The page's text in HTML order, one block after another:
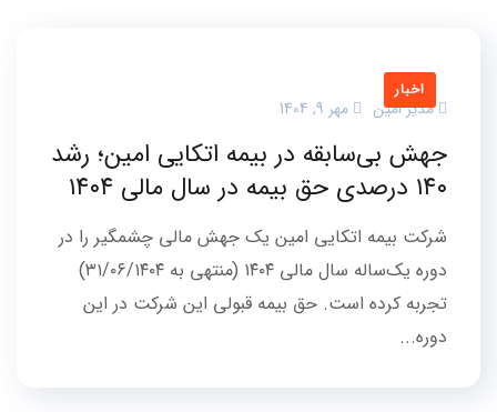
اخبار
مدیر امین مهر 9, 1404
جهش بی‌سابقه در بیمه اتکایی امین؛ رشد
۱۴۰ درصدی حق بیمه در سال مالی ۱۴۰۴
شرکت بیمه اتکایی امین یک جهش مالی چشمگیر را در
دوره یک‌ساله سال مالی ۱۴۰۴ (منتهی به ۳۱/۰۶/۱۴۰۴)
تجربه کرده است. حق بیمه قبولی این شرکت در این
دوره...